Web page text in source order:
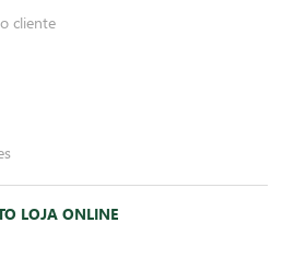
cliente
LOJA ONLINE